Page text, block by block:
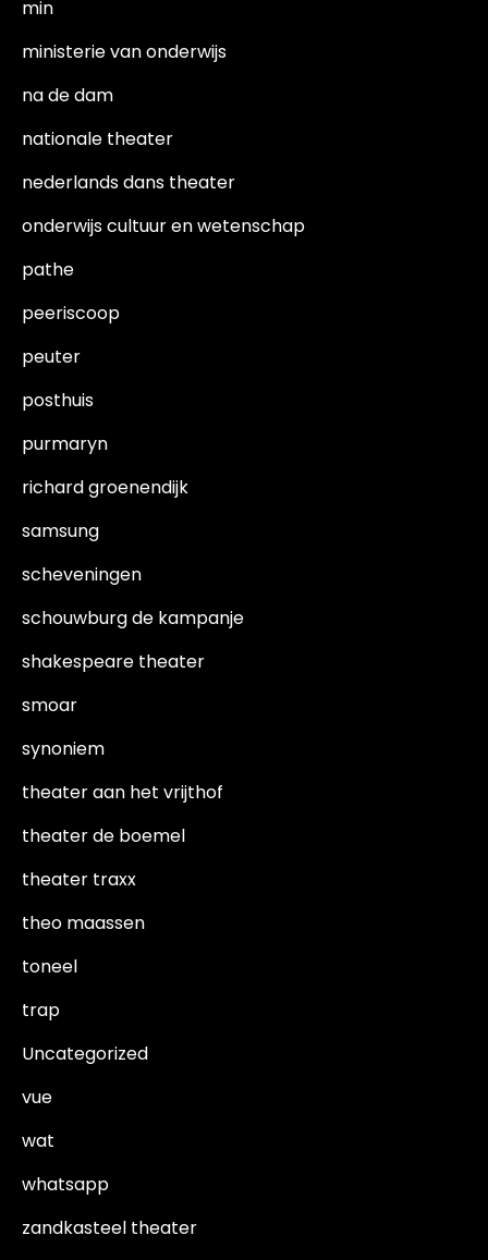
min
ministerie van onderwijs
na de dam
nationale theater
nederlands dans theater
onderwijs cultuur en wetenschap
pathe
peeriscoop
peuter
posthuis
purmaryn
richard groenendijk
samsung
scheveningen
schouwburg de kampanje
shakespeare theater
smoar
synoniem
theater aan het vrijthof
theater de boemel
theater traxx
theo maassen
toneel
trap
Uncategorized
vue
wat
whatsapp
zandkasteel theater